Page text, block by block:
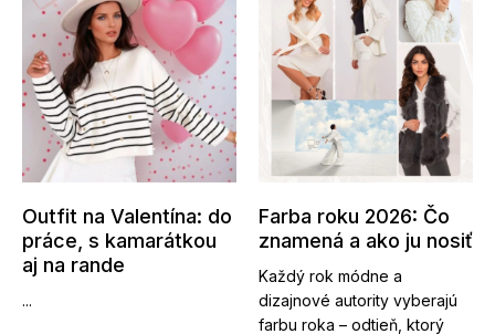
Outfit na Valentína: do
práce, s kamarátkou
aj na rande
...
Farba roku 2026: Čo
znamená a ako ju nosiť
Každý rok módne a
dizajnové autority vyberajú
farbu roka – odtieň, ktorý